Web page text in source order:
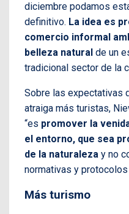
diciembre podamos
definitivo. La idea es
comercio informal
belleza natural de un
tradicional sector de la
Sobre las expectativas
atraiga más turistas,
“es promover la
el entorno, que sea
de la naturaleza y no
normativas y
Más turismo